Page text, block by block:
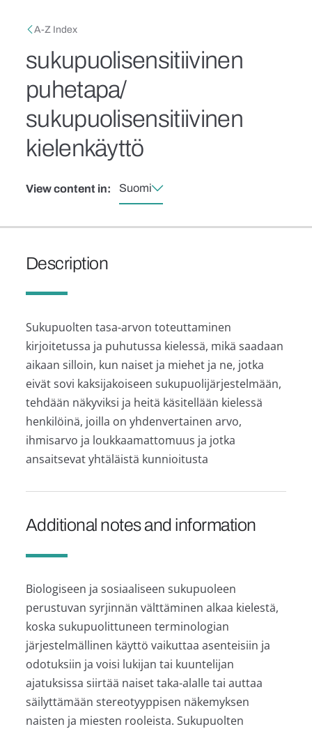
Breadcrumb
A-Z Index
sukupuolisensitiivinen
puhetapa/
sukupuolisensitiivinen
kielenkäyttö
View content in: Suomi
Description
Sukupuolten tasa-arvon toteuttaminen
kirjoitetussa ja puhutussa kielessä, mikä saadaan
aikaan silloin, kun naiset ja miehet ja ne, jotka
eivät sovi kaksijakoiseen sukupuolijärjestelmään,
tehdään näkyviksi ja heitä käsitellään kielessä
henkilöinä, joilla on yhdenvertainen arvo,
ihmisarvo ja loukkaamattomuus ja jotka
ansaitsevat yhtäläistä kunnioitusta
Additional notes and information
Biologiseen ja sosiaaliseen sukupuoleen
perustuvan syrjinnän välttäminen alkaa kielestä,
koska sukupuolittuneen terminologian
järjestelmällinen käyttö vaikuttaa asenteisiin ja
odotuksiin ja voisi lukijan tai kuuntelijan
ajatuksissa siirtää naiset taka-alalle tai auttaa
säilyttämään stereotyyppisen näkemyksen
naisten ja miesten rooleista. Sukupuolten